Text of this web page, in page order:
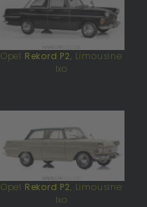
Opel Rekord P2, Limousine
Ixo
Opel Rekord P2, Limousine
Ixo